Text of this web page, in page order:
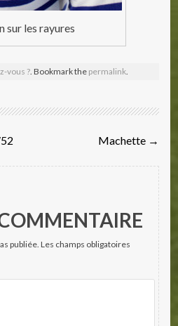
sur les rayures
vous ? . Bookmark the permalink
Machette →
publiée. Les champs obligatoires